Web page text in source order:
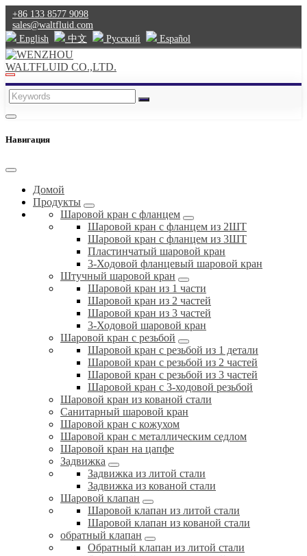
+86 133 8577 9098
sales@waltfluid.com
English
中文 Pусский Español
Навигация
Домой
Продукты
Шаровой кран с фланцем
Шаровой кран с фланцем из 2ШТ
Шаровой кран с фланцем из 3ШТ
Пластинчатый шаровой кран
3-Ходовой фланцевый шаровой кран
Штучный шаровой кран
Шаровой кран из 1 части
Шаровой кран из 2 частей
Шаровой кран из 3 частей
3-Ходовой шаровой кран
Шаровой кран с резьбой
Шаровой кран с резьбой из 1 детали
Шаровой кран с резьбой из 2 частей
Шаровой кран с резьбой из 3 частей
Шаровой кран с 3-ходовой резьбой
Шаровой кран из кованой стали
Санитарный шаровой кран
Шаровой кран с кожухом
Шаровой кран с металлическим седлом
Шаровой кран на цапфе
Задвижка
Задвижка из литой стали
Задвижка из кованой стали
Шаровой клапан
Шаровой клапан из литой стали
Шаровой клапан из кованой стали
обратный клапан
Обратный клапан из литой стали